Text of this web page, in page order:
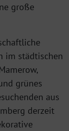
große
im städtischen
grünes
aus
derzeit